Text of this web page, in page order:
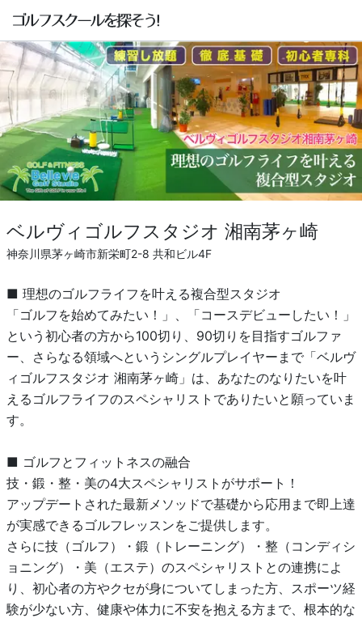
ベルヴィゴルフスタジオ 湘南茅ヶ崎
神奈川県茅ヶ崎市新栄町2-8 共和ビル4F
■ 理想のゴルフライフを叶える複合型スタジオ
「ゴルフを始めてみたい！」、「コースデビューしたい！」
という初心者の方から100切り、90切りを目指すゴルファ
ー、さらなる領域へというシングルプレイヤーまで「ベルヴ
ィゴルフスタジオ 湘南茅ヶ崎」は、あなたのなりたいを叶
えるゴルフライフのスペシャリストでありたいと願っていま
す。
■ ゴルフとフィットネスの融合
技・鍛・整・美の4大スペシャリストがサポート！
アップデートされた最新メソッドで基礎から応用まで即上達
が実感できるゴルフレッスンをご提供します。
さらに技（ゴルフ）・鍛（トレーニング）・整（コンディシ
ョニング）・美（エステ）のスペシャリストとの連携によ
り、初心者の方やクセが身についてしまった方、スポーツ経
験が少ない方、健康や体力に不安を抱える方まで、根本的な